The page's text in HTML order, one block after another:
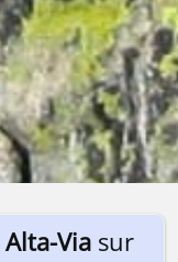
Alta-Via sur